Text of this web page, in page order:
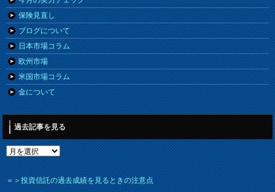
保険見直し
ブログについて
日本市場コラム
欧州市場
米国市場コラム
金について
過去記事を見る
＝＞投資信託の過去成績を見るときの注意点